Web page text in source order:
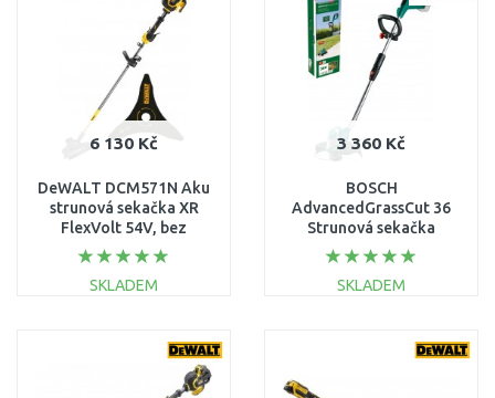
Porovnat
6 130 Kč
DeWALT DCM571N Aku
strunová sekačka XR
FlexVolt 54V, bez
akumulátoru
SKLADEM
3 360 Kč
BOSCH
AdvancedGrassCut 36
Strunová sekačka
akumulátorová (holé
nářadí) 0600878N04
SKLADEM